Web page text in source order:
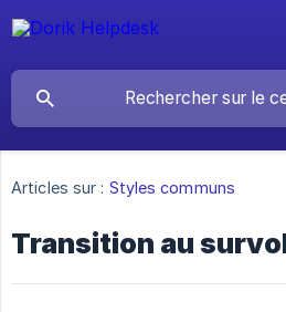
Articles sur : Styles communs
Transition au